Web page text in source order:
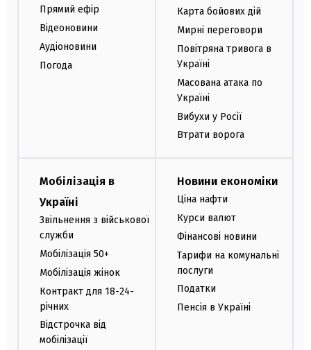
Прямий ефір
Відеоновини
Аудіоновини
Погода
Карта бойових дій
Мирні переговори
Повітряна тривога в
Україні
Масована атака по
Україні
Вибухи у Росії
Втрати ворога
Мобілізація в
Україні
Звільнення з військової
служби
Мобілізація 50+
Мобілізація жінок
Контракт для 18-24-
річних
Відстрочка від
мобілізації
Новини економіки
Ціна нафти
Курси валют
Фінансові новини
Тарифи на комунальні
послуги
Податки
Пенсія в Україні